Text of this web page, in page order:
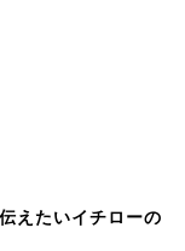
えたいイチローの